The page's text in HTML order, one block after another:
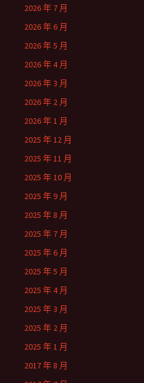
2026 年 7 月
2026 年 6 月
2026 年 5 月
2026 年 4 月
2026 年 3 月
2026 年 2 月
2026 年 1 月
2025 年 12 月
2025 年 11 月
2025 年 10 月
2025 年 9 月
2025 年 8 月
2025 年 7 月
2025 年 6 月
2025 年 5 月
2025 年 4 月
2025 年 3 月
2025 年 2 月
2025 年 1 月
2017 年 8 月